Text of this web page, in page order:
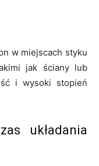
w miejscach styku
jak ściany lub
i wysoki stopień
układania